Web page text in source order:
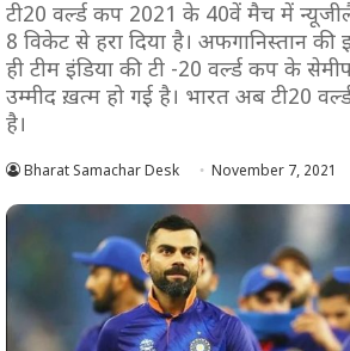
टी20 वर्ल्ड कप 2021 के 40वें मैच में
8 विकेट से हरा दिया है। अफगानिस्तान
ही टीम इंडिया की टी -20 वर्ल्ड कप के
उम्मीद ख़त्म हो गई है। भारत अब टी20
है।
Bharat Samachar Desk November 7, 2021